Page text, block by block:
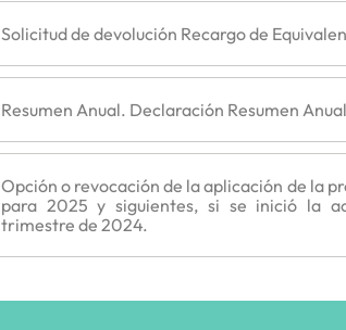
Solicitud de devolución Recargo de
Resumen Anual. Declaración Resumen
Opción o revocación de la aplicación de la
para 2025 y siguientes, si se inició la
trimestre de 2024.